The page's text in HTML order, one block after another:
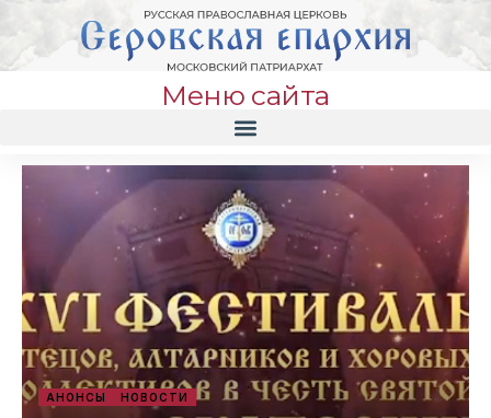
Меню сайта
АНОНСЫ НОВОСТИ